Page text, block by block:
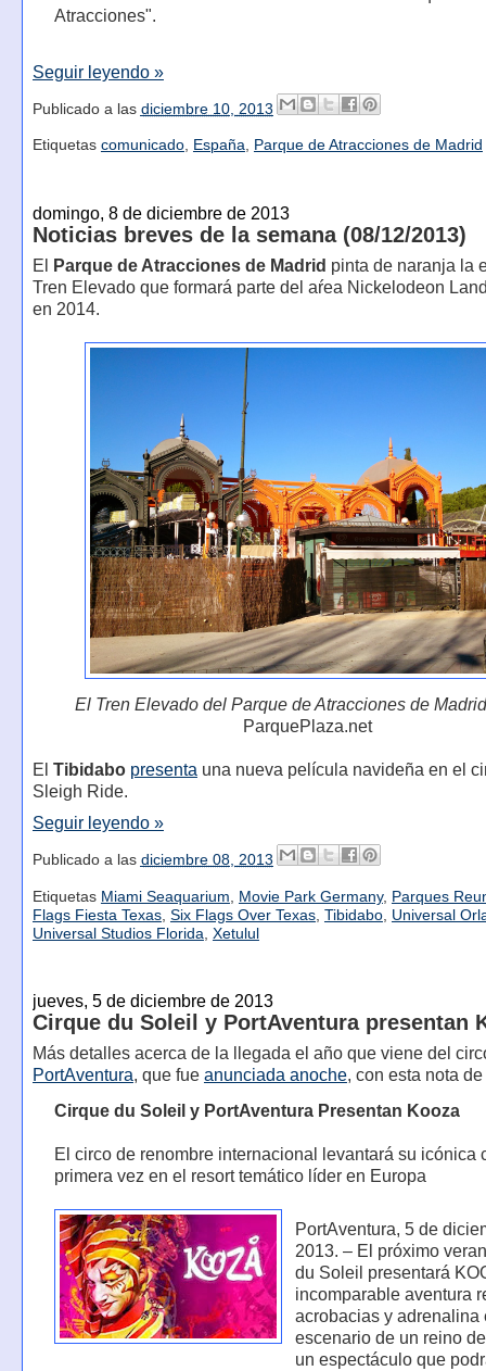
Atracciones".
Seguir leyendo »
Publicado a las diciembre 10, 2013
Etiquetas comunicado, España, Parque de Atracciones de Madrid
domingo, 8 de diciembre de 2013
Noticias breves de la semana (08/12/2013)
El Parque de Atracciones de Madrid pinta de naranja la
Tren Elevado que formará parte del aŕea Nickelodeon
en 2014.
El Tren Elevado del Parque de Atracciones de Madrid
ParquePlaza.net
El Tibidabo presenta una nueva película navideña en el
Sleigh Ride.
Seguir leyendo »
Publicado a las diciembre 08, 2013
Etiquetas Miami Seaquarium Movie Park Germany, Parques
Flags Fiesta Texas, Six Flags Over Texas, Tibidabo, Universal
Universal Studios Florida Xetulul
jueves, 5 de diciembre de 2013
Cirque du Soleil y PortAventura presentan
Más detalles acerca de la llegada el año que viene del
PortAventura, que fue anunciada anoche, con esta nota
Cirque du Soleil y PortAventura Presentan Kooza
El circo de renombre internacional levantará su icónica
primera vez en el resort temático líder en Europa
PortAventura, 5 de
2013. – El próximo
du Soleil presentará
incomparable aventura
acrobacias y adrenalina
escenario de un reino
un espectáculo que